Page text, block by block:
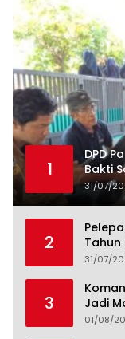
1
DPD
Bakti
31/07/
2
Tahun
31/07/
3
Jadi
01/08/